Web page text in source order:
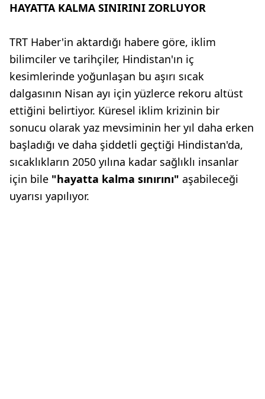
HAYATTA KALMA SINIRINI ZORLUYOR
TRT Haber'in aktardığı habere göre, iklim
bilimciler ve tarihçiler, Hindistan'ın iç
kesimlerinde yoğunlaşan bu aşırı sıcak
dalgasının Nisan ayı için yüzlerce rekoru altüst
ettiğini belirtiyor. Küresel iklim krizinin bir
sonucu olarak yaz mevsiminin her yıl daha erken
başladığı ve daha şiddetli geçtiği Hindistan'da,
sıcaklıkların 2050 yılına kadar sağlıklı insanlar
için bile "hayatta kalma sınırını" aşabileceği
uyarısı yapılıyor.